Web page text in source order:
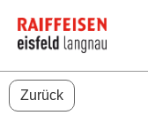
Zurück